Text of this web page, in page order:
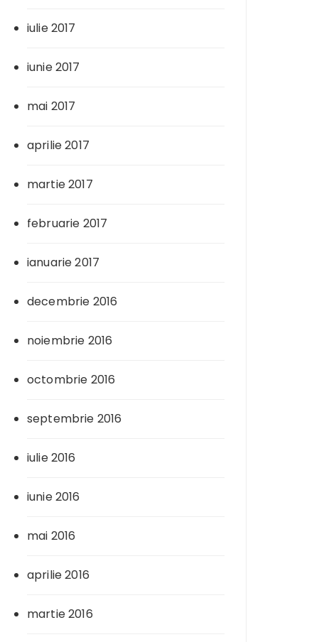
iulie 2017
iunie 2017
mai 2017
aprilie 2017
martie 2017
februarie 2017
ianuarie 2017
decembrie 2016
noiembrie 2016
octombrie 2016
septembrie 2016
iulie 2016
iunie 2016
mai 2016
aprilie 2016
martie 2016